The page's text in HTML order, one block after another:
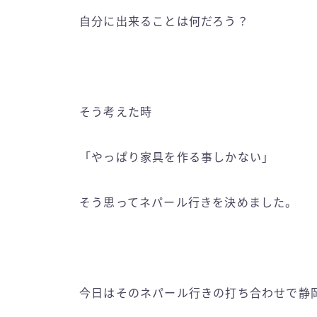
自分に出来ることは何だろう？
そう考えた時
「やっぱり家具を作る事しかない」
そう思ってネパール行きを決めました。
今日はそのネパール行きの打ち合わせで静